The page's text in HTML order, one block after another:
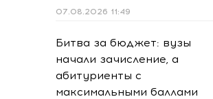
07.08.2026 11:49
Битва за бюджет: вузы
начали зачисление, а
абитуриенты с
максимальными баллами